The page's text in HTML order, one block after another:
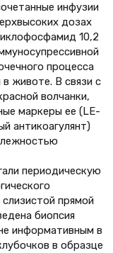
инфузии
дозах
10,2
процесса
животе. В связи с
волчанки,
маркеры ее (LE-
антикоагулянт)
периодическую
прямой
биопсия
информативным в
в образце